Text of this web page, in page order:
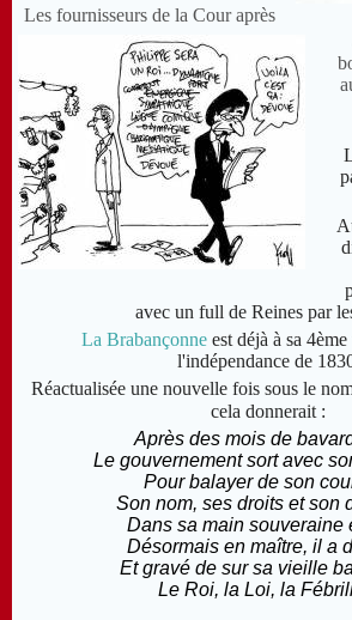
Les fournisseurs de la Cour après
avec un full de Reines par
La Brabançonneest déjà à sa
l'indépendance de
Réactualisée une nouvelle fois sous le
cela donnerait :
Après des mois de
Le gouvernement sort avec
Pour balayer de son
Son nom, ses droits et son
Dans sa main souveraine
Désormais en maître, il a
Et gravé de sur sa vieille
Le Roi, la Loi, la